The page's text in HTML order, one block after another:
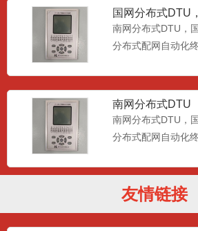
国网分布式DTU
南网分布式DTU，
分布式配网自动化终
南网分布式DTU
南网分布式DTU，
分布式配网自动化终
dtu智能配电终端
网自动化终端DT
dtu智能配电终端,
友情链接